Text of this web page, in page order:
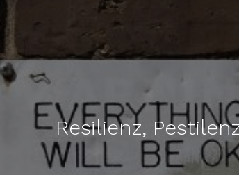
Resilienz,